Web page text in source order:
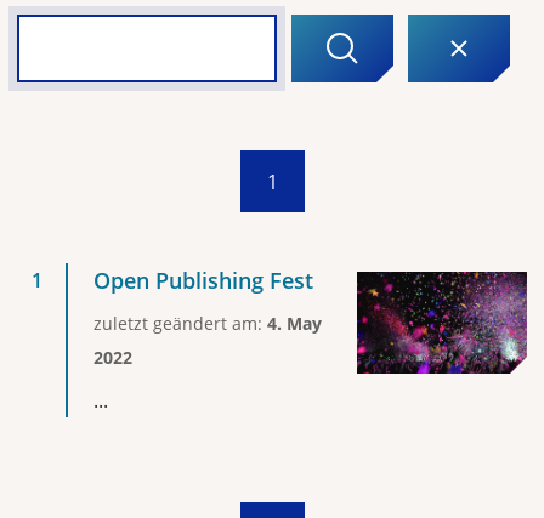
1
Open Publishing Fest
zuletzt geändert am: 4. May
2022
...